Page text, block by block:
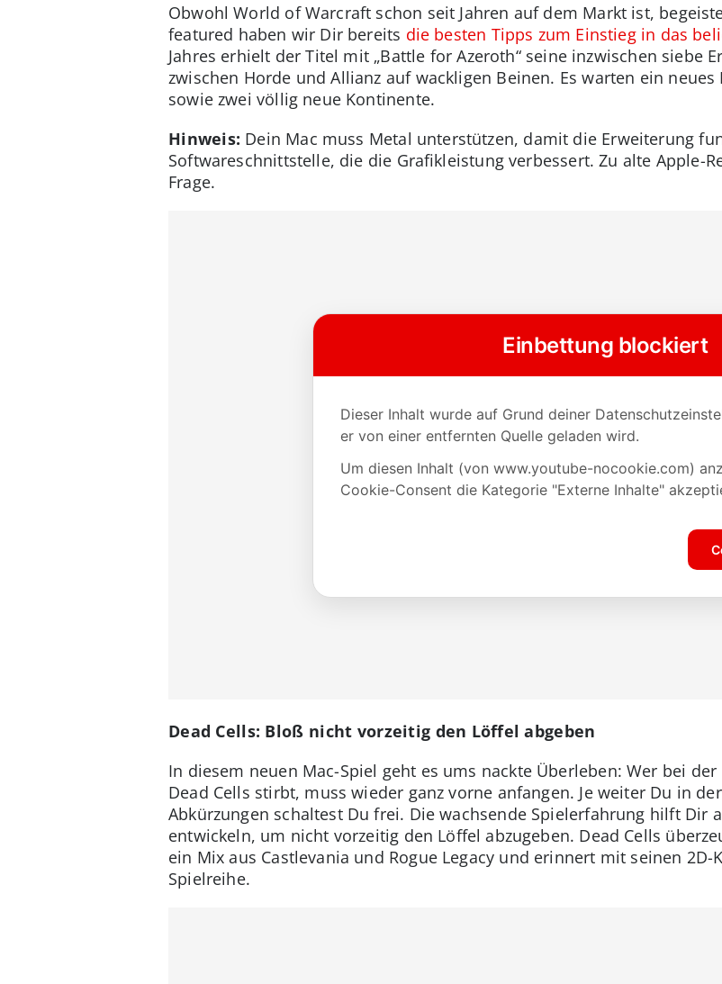
Obwohl World of Warcraft schon seit Jahren auf dem Markt ist,
featured haben wir Dir bereits die besten Tipps zum Einstieg in das
Jahres erhielt der Titel mit „Battle for Azeroth“ seine inzwischen siebe
zwischen Horde und Allianz auf wackligen Beinen. Es warten ein
sowie zwei völlig neue Kontinente.
Hinweis: Dein Mac muss Metal unterstützen, damit die Erweiterung
Softwareschnittstelle, die die Grafikleistung verbessert. Zu alte Apple-
Frage.
Dead Cells: Bloß nicht vorzeitig den Löffel abgeben
In diesem neuen Mac-Spiel geht es ums nackte Überleben: Wer bei
Dead Cells stirbt, muss wieder ganz vorne anfangen. Je weiter Du in
Abkürzungen schaltest Du frei. Die wachsende Spielerfahrung hilft Dir
entwickeln, um nicht vorzeitig den Löffel abzugeben. Dead Cells
ein Mix aus Castlevania und Rogue Legacy und erinnert mit seinen
Spielreihe.